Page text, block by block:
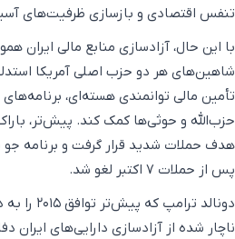
تنفس اقتصادی و بازسازی ظرفیت‌های
با این حال، آزادسازی منابع مالی ایران
شاهین‌های هر دو حزب اصلی آمریکا
تأمین مالی توانمندی هسته‌ای،
پس از حملات ۷ اکتبر لغو شد.
دونالد
ناچار شده از آزادسازی دارایی‌های ایران